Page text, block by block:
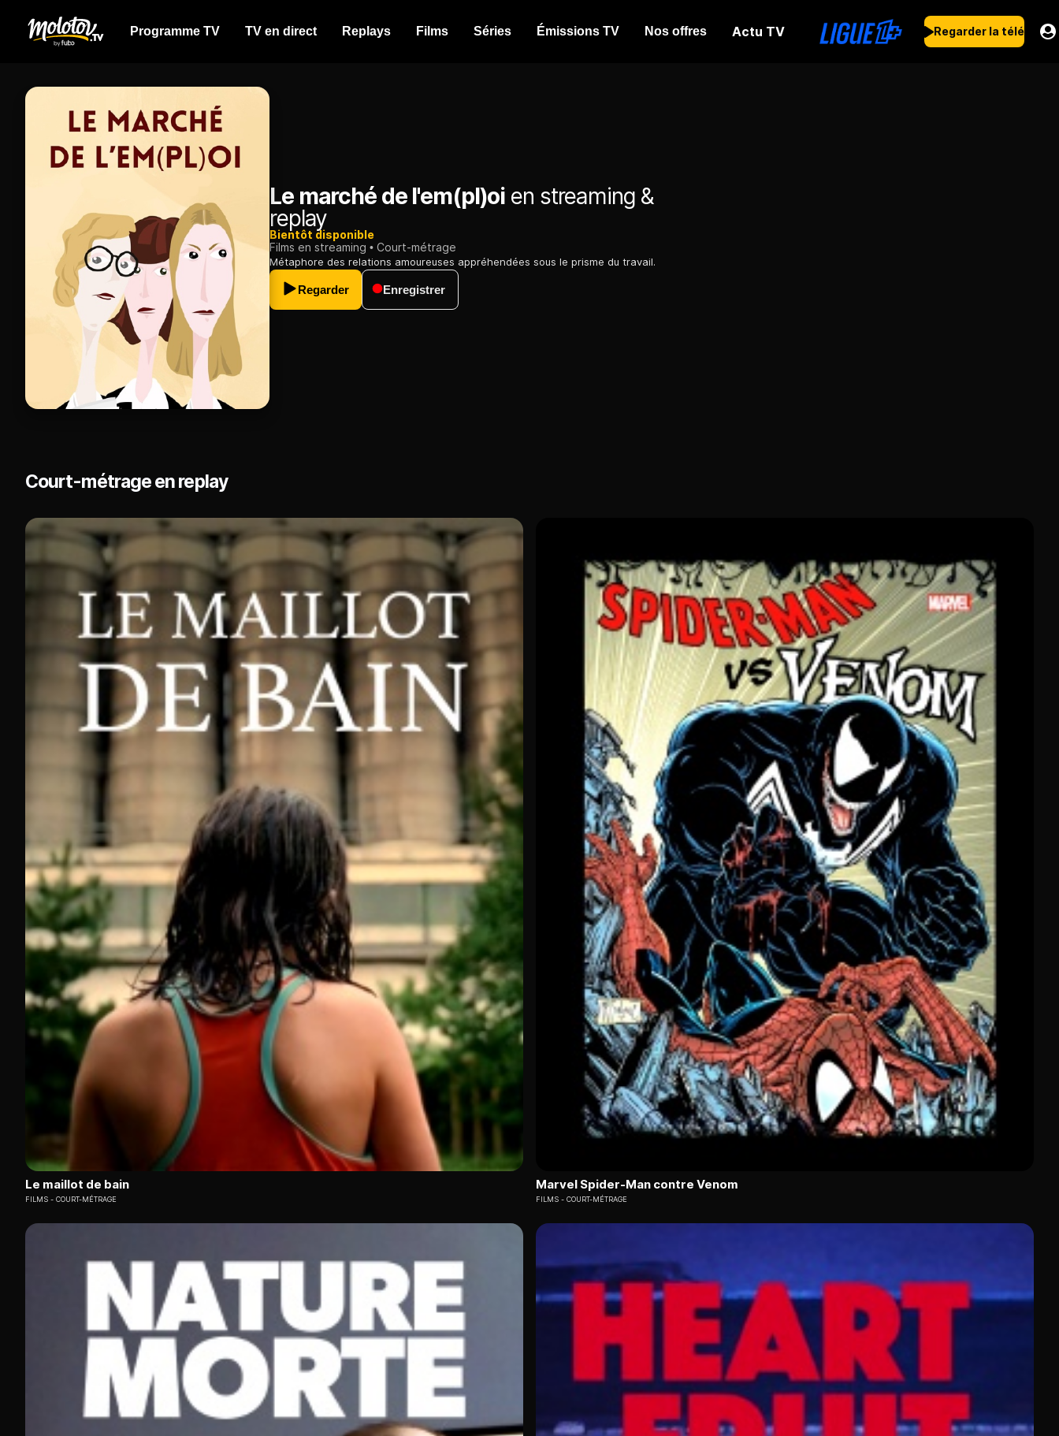
Programme TV TV en direct Replays Films Séries Émissions TV Nos offres Actu TV Regarder la télé
Le marché de l'em(pl)oi en streaming &
replay
Bientôt disponible
Films en streaming
Court-métrage
Métaphore des relations amoureuses appréhendées sous le prisme du travail.
Regarder Enregistrer
Court-métrage en replay
Le maillot de bain
FILMS COURT-MÉTRAGE
Marvel Spider-Man contre Venom
FILMS COURT-MÉTRAGE